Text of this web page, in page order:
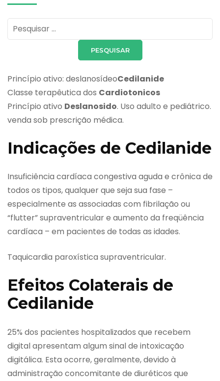
Pesquisar
por:
Princípio ativo: deslanosídeoCedilanide
Classe terapêutica dos Cardiotonicos
Princípio ativo Deslanosido. Uso adulto e pediátrico.
venda sob prescrição médica.
Indicações de Cedilanide
Insuficiência cardíaca congestiva aguda e crônica de
todos os tipos, qualquer que seja sua fase –
especialmente as associadas com fibrilação ou
“flutter” supraventricular e aumento da freqüência
cardíaca – em pacientes de todas as idades.
Taquicardia paroxística supraventricular.
Efeitos Colaterais de
Cedilanide
25% dos pacientes hospitalizados que recebem
digital apresentam algum sinal de intoxicação
digitálica. Esta ocorre, geralmente, devido à
administração concomitante de diuréticos que